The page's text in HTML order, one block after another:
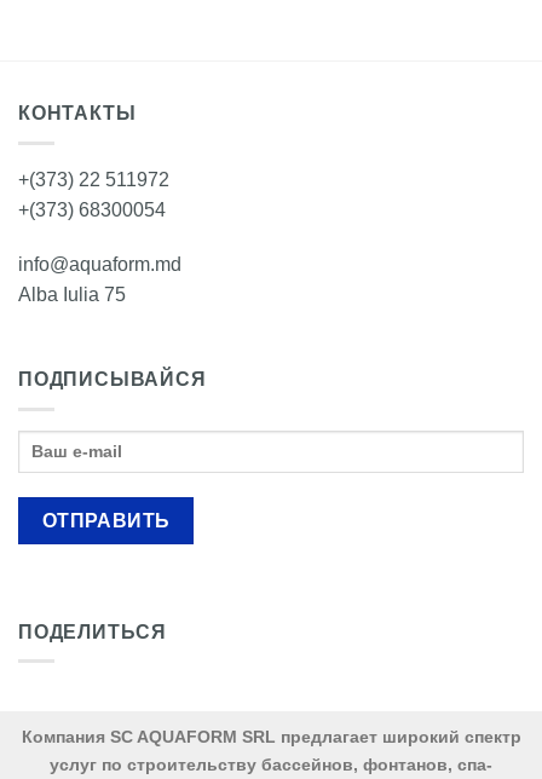
КОНТАКТЫ
+(373) 22 511972
+(373) 68300054
info@aquaform.md
Alba Iulia 75
ПОДПИСЫВАЙСЯ
ПОДЕЛИТЬСЯ
Компания SC AQUAFORM SRL предлагает широкий спектр
услуг по строительству бассейнов, фонтанов, спа-